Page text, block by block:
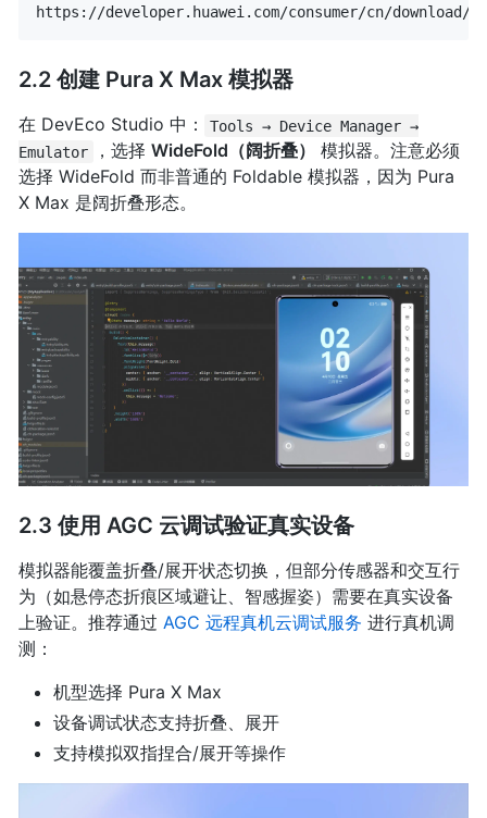
2.2 创建 Pura X Max 模拟器
在 DevEco Studio 中：
Tools → Device Manager →
Emulator
，选择 WideFold（阔折叠）
模拟器。注意必须
选择 WideFold 而非普通的 Foldable 模拟器，因为 Pura
X Max 是阔折叠形态。
2.3 使用 AGC 云调试验证真实设备
模拟器能覆盖折叠/展开状态切换，但部分传感器和交互行
为（如悬停态折痕区域避让、智感握姿）需要在真实设备
上验证。推荐通过 AGC 远程真机云调试服务 进行真机调
测：
机型选择 Pura X Max
设备调试状态支持折叠、展开
支持模拟双指捏合/展开等操作